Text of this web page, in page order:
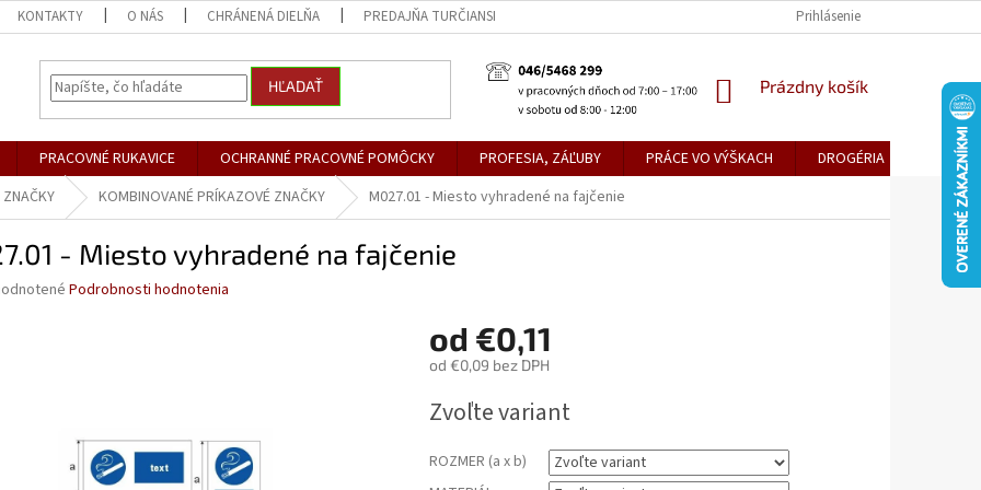
KONTAKTY O NÁS CHRÁNENÁ DIELŇA PREDAJŇA TURČIANSKE TEPLICE DOPRAVA A PLATBY
Prihlásenie
HĽADAŤ
NÁKUPNÝ
Prázdny košík
PRACOVNÉ RUKAVICE OCHRANNÉ PRACOVNÉ POMÔCKY PROFESIA, ZÁĽUBY PRÁCE VO VÝŠKACH DROGÉRIA
KOMBINOVANÉ PRÍKAZOVÉ ZNAČKY M027.01 - Miesto vyhradené na fajčenie
- Miesto vyhradené na fajčenie
Podrobnosti hodnotenia
od €0,11
od €0,09 bez DPH
cena:
Zvoľte variant
ROZMER (a x b)